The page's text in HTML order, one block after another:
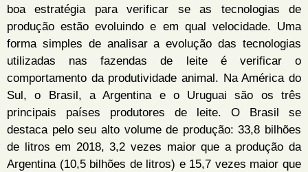
boa estratégia para verificar se as tecnologias de
produção estão evoluindo e em qual velocidade. Uma
forma simples de analisar a evolução das tecnologias
utilizadas nas fazendas de leite é verificar o
comportamento da produtividade animal. Na América do
Sul, o Brasil, a Argentina e o Uruguai são os três
principais países produtores de leite. O Brasil se
destaca pelo seu alto volume de produção: 33,8 bilhões
de litros em 2018, 3,2 vezes maior que a produção da
Argentina (10,5 bilhões de litros) e 15,7 vezes maior que